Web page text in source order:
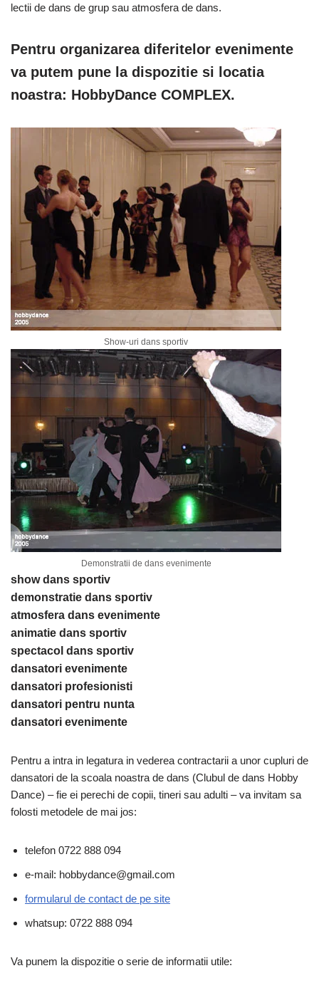
lectii de dans de grup sau atmosfera de dans.
Pentru organizarea diferitelor evenimente
va putem pune la dispozitie si locatia
noastra: HobbyDance COMPLEX.
Show-uri dans sportiv
Demonstratii de dans evenimente
show dans sportiv
demonstratie dans sportiv
atmosfera dans evenimente
animatie dans sportiv
spectacol dans sportiv
dansatori evenimente
dansatori profesionisti
dansatori pentru nunta
dansatori evenimente
Pentru a intra in legatura in vederea contractarii a unor cupluri de
dansatori de la scoala noastra de dans (Clubul de dans Hobby
Dance) – fie ei perechi de copii, tineri sau adulti – va invitam sa
folosti metodele de mai jos:
telefon 0722 888 094
e-mail: hobbydance@gmail.com
formularul de contact de pe site
whatsup: 0722 888 094
Va punem la dispozitie o serie de informatii utile: